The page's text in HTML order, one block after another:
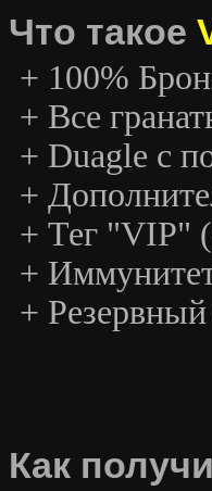
Что такое
+ 100%
+ Все
+ Duagle с
+
+ Тег "VIP"
+
+ Резервный
Как